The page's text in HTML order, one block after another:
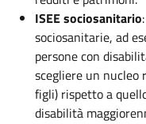
ISEE sociosanitario
sociosanitarie, ad
persone con
scegliere un nucleo
figli) rispetto a
disabilità